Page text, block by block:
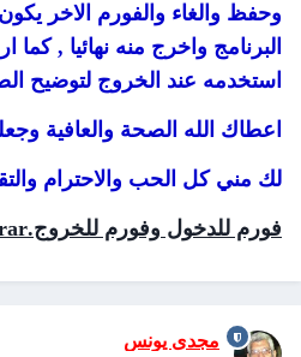
وحفظ والغاء والفورم الاخر
البرنامج واخرج منه نهائيا ,
استخدمه عند الخروج لتوضيح
اعطاك الله الصحة والعافية
لك مني كل الحب والاحترام
فورم للدخول وفورم للخروج.rar
مجدى يونس